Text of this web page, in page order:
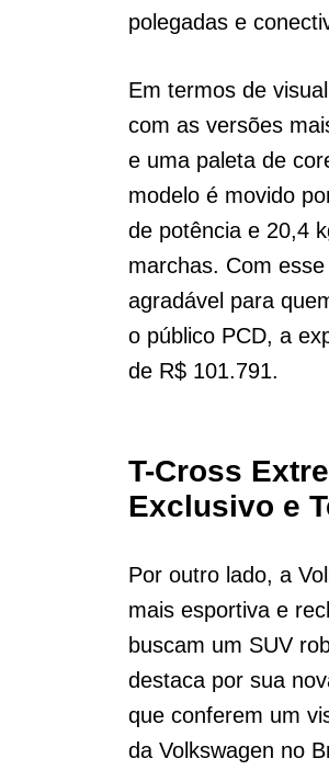
polegadas e
Em termos de
com as versões
e uma paleta de
modelo é movido
de potência e 20,4
marchas. Com
agradável para
o público PCD, a
de R$ 101.791.
T-Cross
Exclusivo e
Por outro lado, a
mais esportiva e
buscam um SUV
destaca por sua
que conferem um
da Volkswagen no